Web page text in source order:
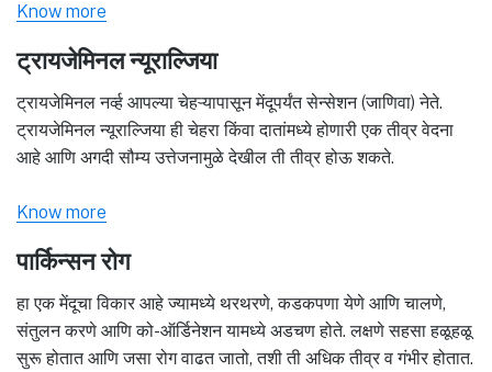
Know more
ट्रायजेमिनल न्यूराल्जिया
ट्रायजेमिनल नर्व्ह आपल्या चेहऱ्यापासून मेंदूपर्यंत सेन्सेशन (जाणिवा) नेते.
ट्रायजेमिनल न्यूराल्जिया ही चेहरा किंवा दातांमध्ये होणारी एक तीव्र वेदना
आहे आणि अगदी सौम्य उत्तेजनामुळे देखील ती तीव्र होऊ शकते.
Know more
पार्किन्सन रोग
हा एक मेंदूचा विकार आहे ज्यामध्ये थरथरणे, कडकपणा येणे आणि चालणे,
संतुलन करणे आणि को-ऑर्डिनेशन यामध्ये अडचण होते. लक्षणे सहसा हळूहळू
सुरू होतात आणि जसा रोग वाढत जातो, तशी ती अधिक तीव्र व गंभीर होतात.